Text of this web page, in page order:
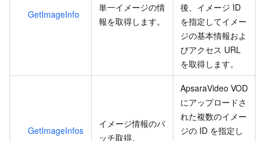
GetImageInfo
単一イメージの情
報を取得します。
後、イメージ ID
を指定してイメー
ジの基本情報およ
びアクセス URL
を取得します。
GetImageInfos
イメージ情報のバ
ッチ取得。
ApsaraVideo VOD
にアップロードさ
れた複数のイメー
ジの ID を指定し